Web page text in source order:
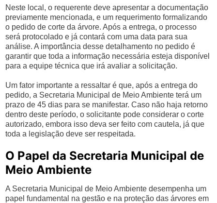
Neste local, o requerente deve apresentar a documentação
previamente mencionada, e um requerimento formalizando
o pedido de corte da árvore. Após a entrega, o processo
será protocolado e já contará com uma data para sua
análise. A importância desse detalhamento no pedido é
garantir que toda a informação necessária esteja disponível
para a equipe técnica que irá avaliar a solicitação.
Um fator importante a ressaltar é que, após a entrega do
pedido, a Secretaria Municipal de Meio Ambiente terá um
prazo de 45 dias para se manifestar. Caso não haja retorno
dentro deste período, o solicitante pode considerar o corte
autorizado, embora isso deva ser feito com cautela, já que
toda a legislação deve ser respeitada.
O Papel da Secretaria Municipal de
Meio Ambiente
A Secretaria Municipal de Meio Ambiente desempenha um
papel fundamental na gestão e na proteção das árvores em